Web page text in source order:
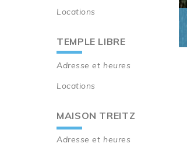
Locations
TEMPLE LIBRE
Adresse et heures
Locations
MAISON TREITZ
Adresse et heures